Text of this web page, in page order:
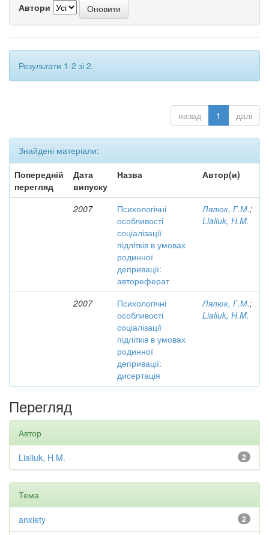
Автори
Результати 1-2 зі 2.
назад 1 далі
Знайдені матеріали:
Попередній
перегляд
Дата
випуску
Назва Автор(и)
2007
Психологічні
особливості
соціалізації
підлітків в умовах
родинної
депривації:
автореферат
Лялюк, Г.М.;
Lialiuk, H.M.
2007
Психологічні
особливості
соціалізації
підлітків в умовах
родинної
депривації:
дисертація
Лялюк, Г.М.;
Lialiuk, H.M.
Перегляд
Автор
2
Lialiuk, H.M.
Тема
2
anxiety